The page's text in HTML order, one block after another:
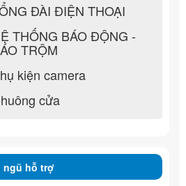
ĐÀI ĐIỆN THOẠI
THỐNG BÁO ĐỘNG -
TRỘM
kiện camera
cửa
ngũ hỗ trợ